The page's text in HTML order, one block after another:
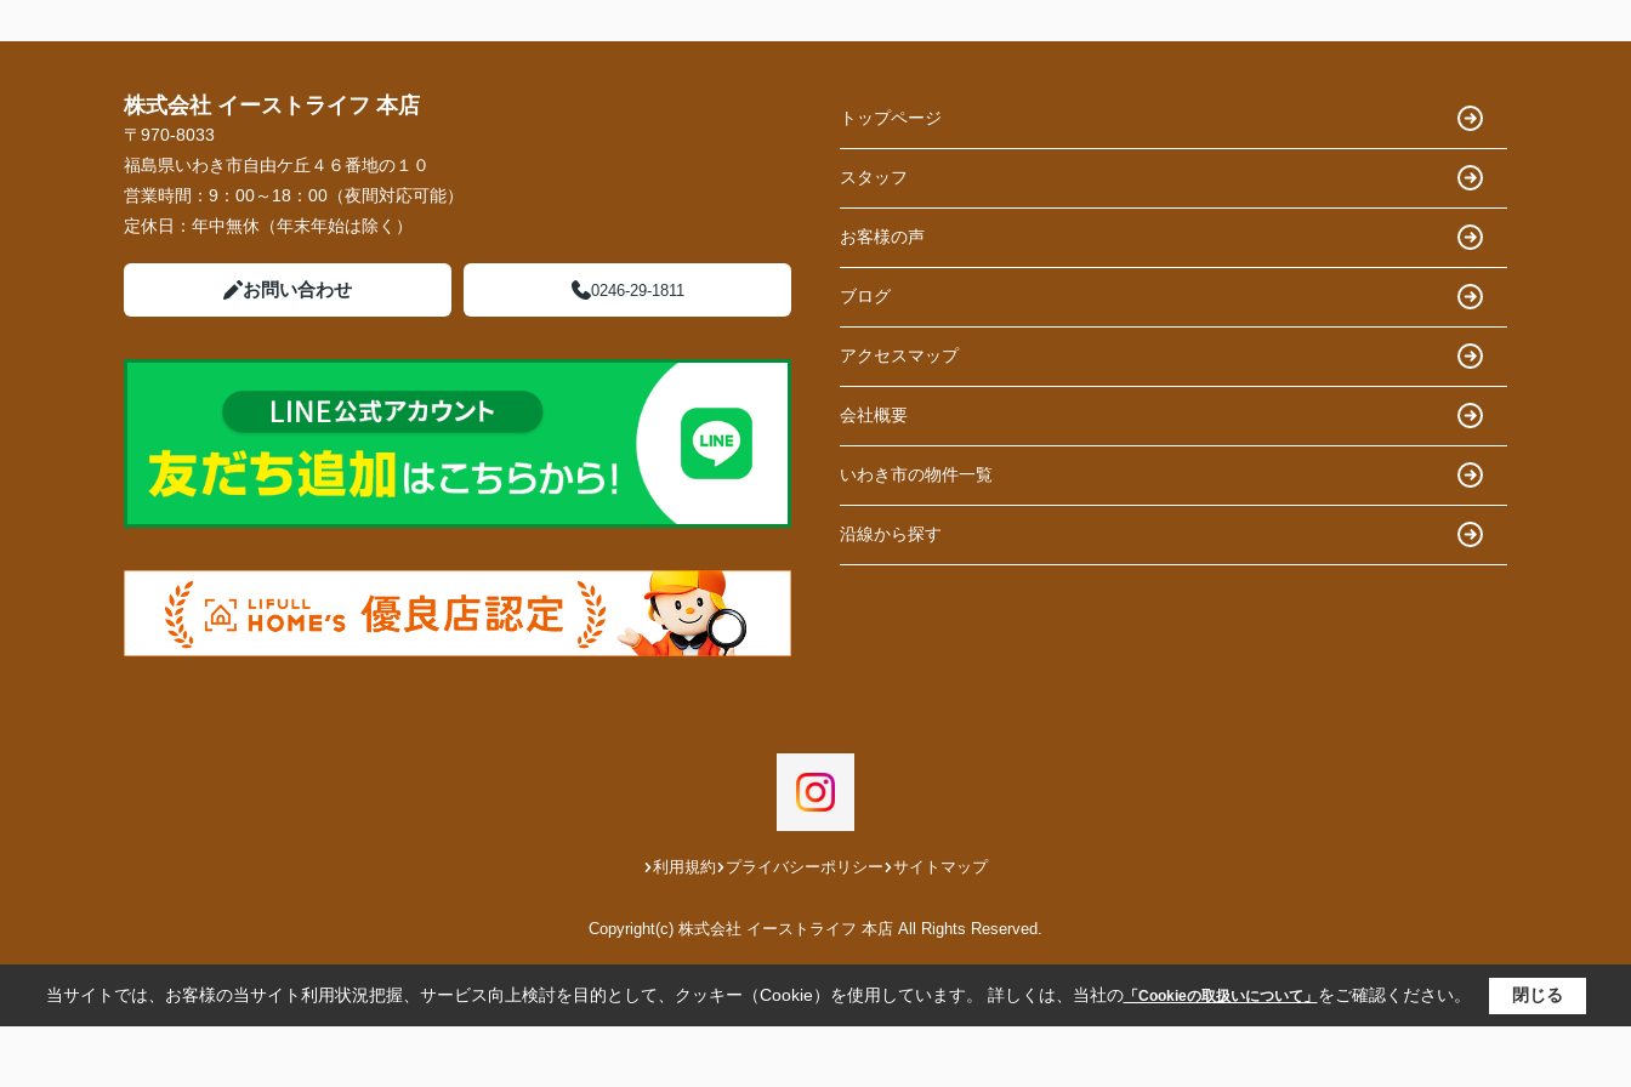
株式会社 イーストライフ 本店
〒970-8033
福島県いわき市自由ケ丘４６番地の１０
営業時間： 9：00～18：00（夜間対応可能）
定休日： 年中無休（年末年始は除く）
お問い合わせ 0246-29-1811
トップページ
スタッフ
お客様の声
ブログ
アクセスマップ
会社概要
いわき市の物件一覧
沿線から探す
利用規約 プライバシーポリシー サイトマップ
Copyright(c) 株式会社 イーストライフ 本店 All Rights Reserved.
当サイトでは、お客様の当サイト利用状況把握、サービス向上検討を目的として、クッキー（Cookie）を使用しています。 詳しくは、当社の「Cookieの取扱いについて」 をご確認ください。 閉じる